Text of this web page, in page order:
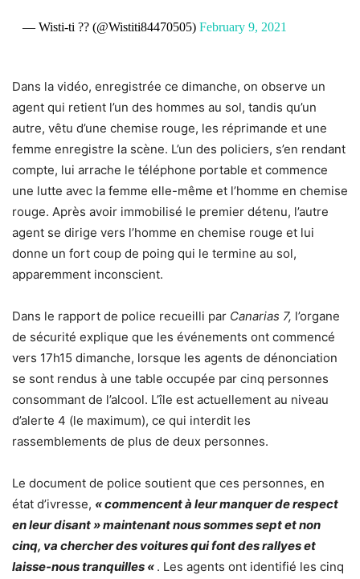
— Wisti-ti ?? (@Wistiti84470505) February 9, 2021
Dans la vidéo, enregistrée ce dimanche, on observe un
agent qui retient l’un des hommes au sol, tandis qu’un
autre, vêtu d’une chemise rouge, les réprimande et une
femme enregistre la scène. L’un des policiers, s’en rendant
compte, lui arrache le téléphone portable et commence
une lutte avec la femme elle-même et l’homme en chemise
rouge. Après avoir immobilisé le premier détenu, l’autre
agent se dirige vers l’homme en chemise rouge et lui
donne un fort coup de poing qui le termine au sol,
apparemment inconscient.
Dans le rapport de police recueilli par Canarias 7, l’organe
de sécurité explique que les événements ont commencé
vers 17h15 dimanche, lorsque les agents de dénonciation
se sont rendus à une table occupée par cinq personnes
consommant de l’alcool. L’île est actuellement au niveau
d’alerte 4 (le maximum), ce qui interdit les
rassemblements de plus de deux personnes.
Le document de police soutient que ces personnes, en
état d’ivresse, « commencent à leur manquer de respect
en leur disant » maintenant nous sommes sept et non
cinq, va chercher des voitures qui font des rallyes et
laisse-nous tranquilles « . Les agents ont identifié les cinq